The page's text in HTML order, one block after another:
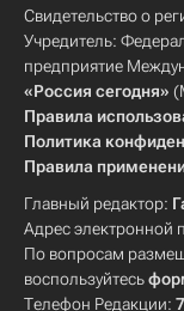
Свидетельство о
Учредитель:
предприятие
«Россия сегодня»
Правила
Политика
Правила
Главный редактор:
Адрес электронной
По вопросам
воспользуйтесь
Телефон Редакции: